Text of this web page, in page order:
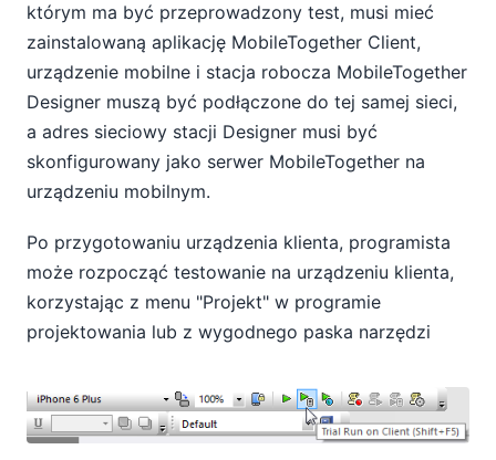
którym ma być przeprowadzony test, musi mieć
zainstalowaną aplikację MobileTogether Client,
urządzenie mobilne i stacja robocza MobileTogether
Designer muszą być podłączone do tej samej sieci,
a adres sieciowy stacji Designer musi być
skonfigurowany jako serwer MobileTogether na
urządzeniu mobilnym.
Po przygotowaniu urządzenia klienta, programista
może rozpocząć testowanie na urządzeniu klienta,
korzystając z menu "Projekt" w programie
projektowania lub z wygodnego paska narzędzi